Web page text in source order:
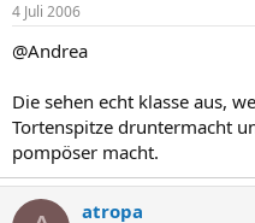
4 Juli 2006
@Andrea
Die sehen echt klasse aus,
Tortenspitze druntermacht
pompöser macht.
atropa